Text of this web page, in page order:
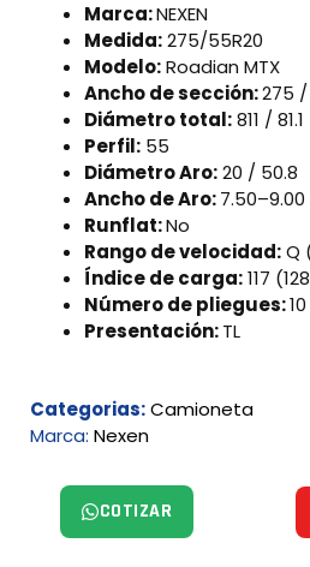
Marca:NEXEN
Medida:275/55R20
Modelo:Roadian MTX
Ancho de sección:275 /
Diámetro total:811 / 81.1
Perfil: 55
Diámetro Aro:20 / 50.8
Ancho de Aro:7.50–9.00
Runflat:No
Rango de velocidad:Q
Índice de carga:117
Número de pliegues:10
Presentación:TL
Categorias:Camioneta
Marca: Nexen
COTIZAR